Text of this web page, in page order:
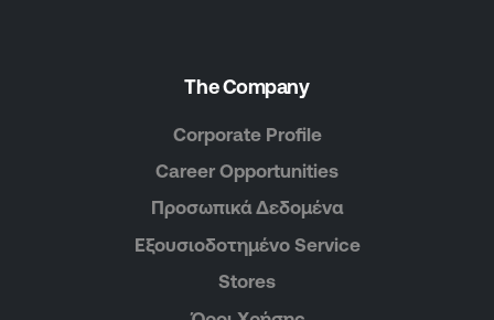
The Company
Corporate Profile
Career Opportunities
Προσωπικά Δεδομένα
Εξουσιοδοτημένο Service
Stores